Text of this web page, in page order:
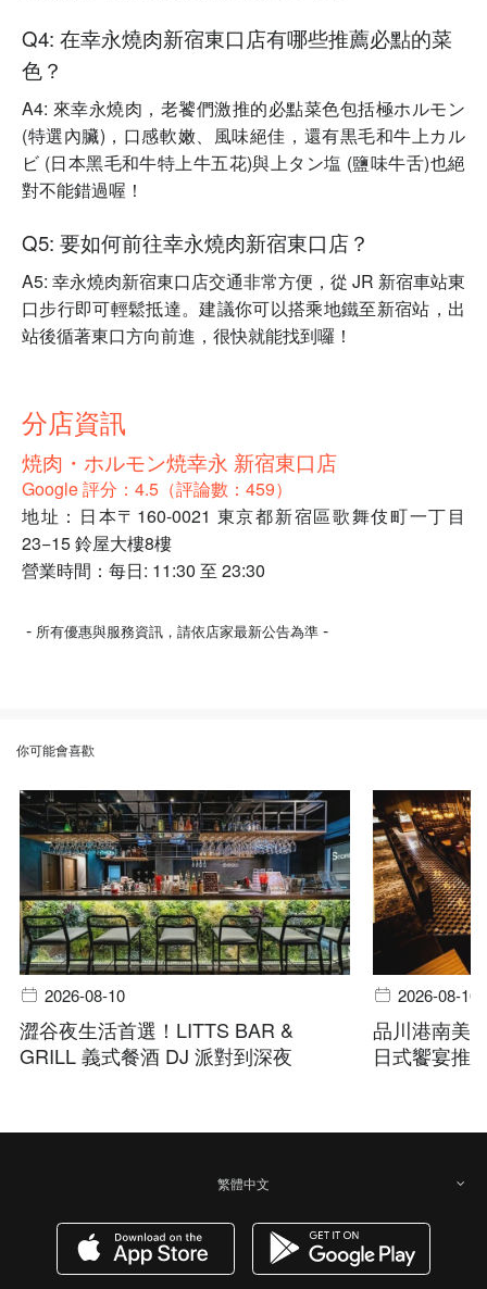
Q4: 在幸永燒肉新宿東口店有哪些推薦必點的菜
色？
A4: 來幸永燒肉，老饕們激推的必點菜色包括極ホルモン
(特選內臟)，口感軟嫩、風味絕佳，還有黒毛和牛上カル
ビ (日本黑毛和牛特上牛五花)與上タン塩 (鹽味牛舌)也絕
對不能錯過喔！
Q5: 要如何前往幸永燒肉新宿東口店？
A5: 幸永燒肉新宿東口店交通非常方便，從 JR 新宿車站東
口步行即可輕鬆抵達。建議你可以搭乘地鐵至新宿站，出
站後循著東口方向前進，很快就能找到囉！
分店資訊
焼肉・ホルモン焼幸永 新宿東口店
Google 評分：4.5（評論數：459）
地址：日本〒160-0021 東京都新宿區歌舞伎町一丁目
23−15 鈴屋大樓8樓
營業時間：每日: 11:30 至 23:30
- 所有優惠與服務資訊，請依店家最新公告為準 -
你可能會喜歡
2026-08-10
澀谷夜生活首選！LITTS BAR &
GRILL 義式餐酒 DJ 派對到深夜
2026-08-10
品川港南美
日式饗宴推
繁體中文